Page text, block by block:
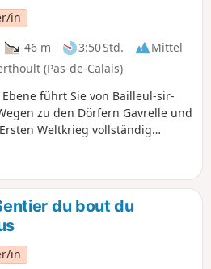
in
-46 m 3:50 Std.
Mittel
(Pas-de-Calais)
führt Sie von Bailleul-sir-
zu den Dörfern Gavrelle und
Weltkrieg vollständig
Gemeinde eine Schule
du bout du
in